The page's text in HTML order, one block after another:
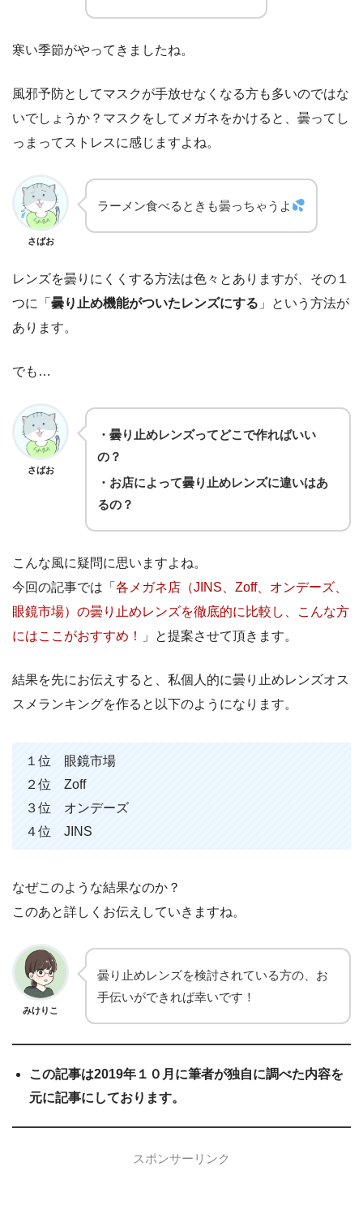
寒い季節がやってきましたね。
風邪予防としてマスクが手放せなくなる方も多いのではな
いでしょうか？マスクをしてメガネをかけると、曇ってし
っまってストレスに感じますよね。
さばお
ラーメン食べるときも曇っちゃうよ
レンズを曇りにくくする方法は色々とありますが、その１
つに「 曇り止め機能がついたレンズにする 」という方法が
あります。
でも…
さばお
・曇り止めレンズってどこで作ればいい
の？
・お店によって曇り止めレンズに違いはあ
るの？
こんな風に疑問に思いますよね。
今回の記事では「 各メガネ店（JINS、Zoff、オンデーズ、
眼鏡市場）の曇り止めレンズを徹底的に比較し、こんな方
にはここがおすすめ！
」と提案させて頂きます。
結果を先にお伝えすると、私個人的に曇り止めレンズオス
スメランキングを作ると以下のようになります。
１位 眼鏡市場
２位 Zoff
３位 オンデーズ
４位 JINS
なぜこのような結果なのか？
このあと詳しくお伝えしていきますね。
みけりこ
曇り止めレンズを検討されている方の、お
手伝いができれば幸いです！
この記事は2019年１０月に筆者が独自に調べた内容を
元に記事にしております。
スポンサーリンク